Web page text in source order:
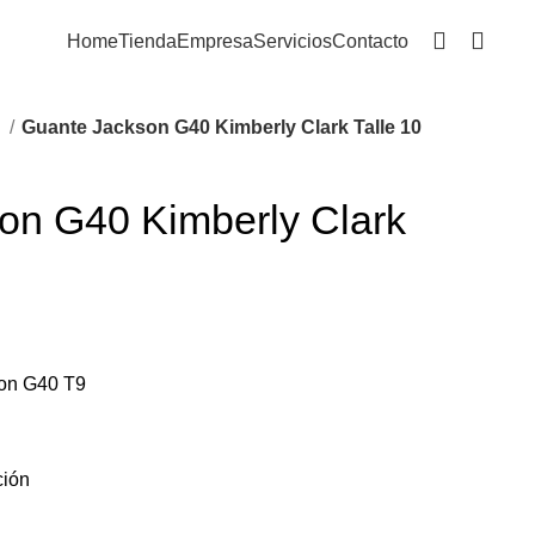
HomeTiendaEmpresaServiciosContacto
Guante Jackson G40 Kimberly Clark Talle 10
G40 Kimberly Clark
G40 T9